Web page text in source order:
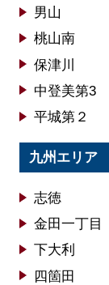
男山
桃山南
保津川
中登美第3
平城第２
九州エリア
志徳
金田一丁目
下大利
四箇田